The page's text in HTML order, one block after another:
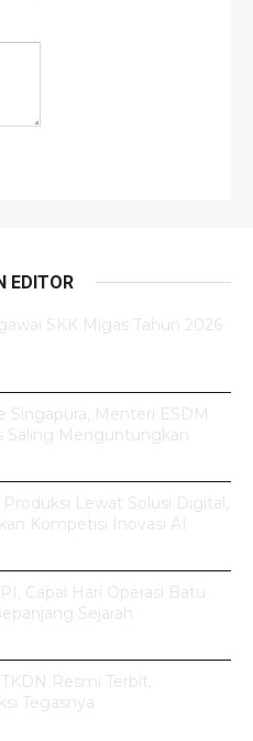
EDITOR
SKK Migas Tahun 2026
Singapura, Menteri ESDM
Saling Menguntungkan
Lewat Solusi Digital,
Kompetisi Inovasi AI
Capai Hari Operasi Batu
Sejarah
Resmi Terbit,
Tegasnya